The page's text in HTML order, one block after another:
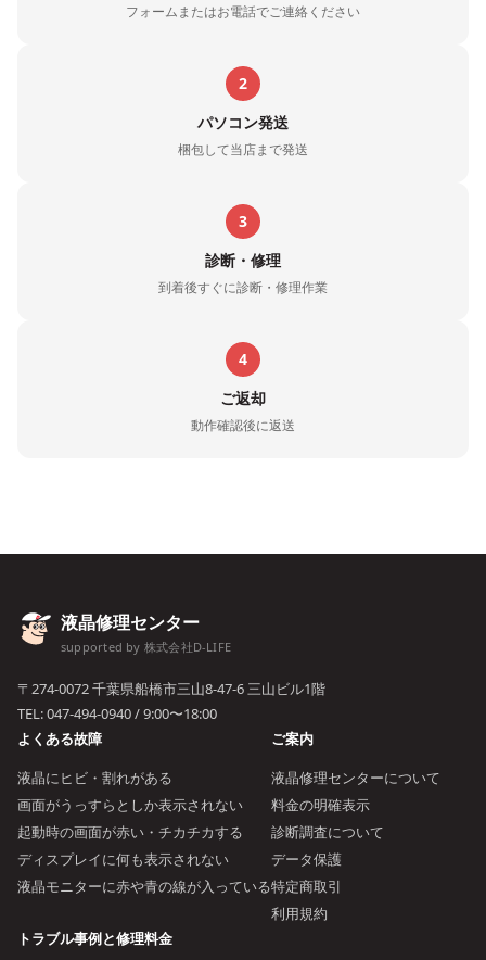
フォームまたはお電話でご連絡ください
2
パソコン発送
梱包して当店まで発送
3
診断・修理
到着後すぐに診断・修理作業
4
ご返却
動作確認後に返送
液晶修理センター
supported by 株式会社D-LIFE
〒274-0072 千葉県船橋市三山8-47-6 三山ビル1階
TEL:047-494-0940/ 9:00〜18:00
よくある故障
液晶にヒビ・割れがある
画面がうっすらとしか表示されない
起動時の画面が赤い・チカチカする
ディスプレイに何も表示されない
液晶モニターに赤や青の線が入っている
ご案内
液晶修理センターについて
料金の明確表示
診断調査について
データ保護
特定商取引
利用規約
トラブル事例と修理料金